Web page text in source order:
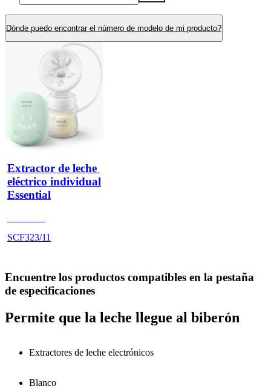
Dónde puedo encontrar el número de modelo de mi producto?
Extractor de leche
eléctrico individual
Essential
SCF323/11
Encuentre los productos compatibles en la pestaña
de especificaciones
Permite que la leche llegue al biberón
Extractores de leche electrónicos
Blanco